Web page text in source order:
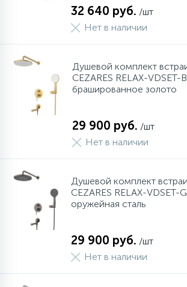
32 640 руб. /шт
Нет в наличии
Душевой комплект
CEZARES RELAX-VDSET-
брашированное золото
29 900 руб. /шт
Нет в наличии
Душевой комплект
CEZARES RELAX-VDSET-
оружейная сталь
29 900 руб. /шт
Нет в наличии